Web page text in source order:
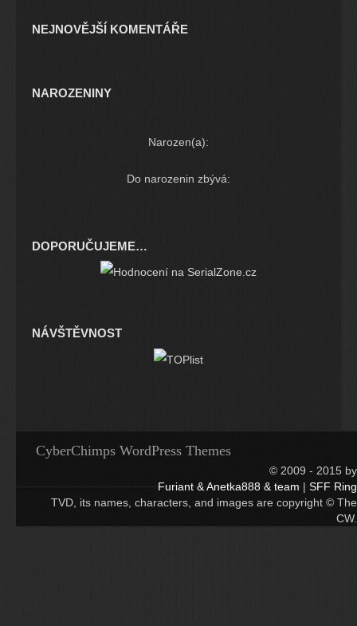
NEJNOVĚJŠÍ KOMENTÁŘE
NAROZENINY
Narozen(a):
Do narozenin zbývá:
DOPORUČUJEME…
NÁVŠTĚVNOST
CyberChimps WordPress Themes
© 2009 - 2015 by
Furiant & Anetka888 & team | SFF Ring
TVD, its names, characters, and images are copyright © The
CW.